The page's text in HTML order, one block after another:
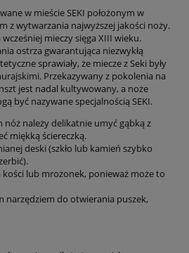
w mieście SEKI położonym w
z wytwarzania najwyższej jakości noży.
mieczy sięga XIII wieku.
ostrza gwarantująca niezwykłą
sprawiały, że miecze z Seki były
Przekazywany z pokolenia na
jest nadal kultywowany, a noże
być nazywane specjalnością SEKI.
nóż należy delikatnie umyć gąbką z
miękką ściereczką.
deski (szkło lub kamień szybko
kości lub mrożonek, ponieważ może to
narzędziem do otwierania puszek,